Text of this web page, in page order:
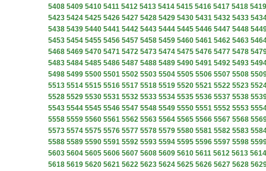
5408 5409 5410 5411 5412 5413 5414 5415 5416 5417 5418 5419
5423 5424 5425 5426 5427 5428 5429 5430 5431 5432 5433
5438 5439 5440 5441 5442 5443 5444 5445 5446 5447 5448
5453 5454 5455 5456 5457 5458 5459 5460 5461 5462 5463
5468 5469 5470 5471 5472 5473 5474 5475 5476 5477 5478
5483 5484 5485 5486 5487 5488 5489 5490 5491 5492 5493
5498 5499 5500 5501 5502 5503 5504 5505 5506 5507 5508
5513 5514 5515 5516 5517 5518 5519 5520 5521 5522 5523
5528 5529 5530 5531 5532 5533 5534 5535 5536 5537 5538
5543 5544 5545 5546 5547 5548 5549 5550 5551 5552 5553
5558 5559 5560 5561 5562 5563 5564 5565 5566 5567 5568
5573 5574 5575 5576 5577 5578 5579 5580 5581 5582 5583
5588 5589 5590 5591 5592 5593 5594 5595 5596 5597 5598
5603 5604 5605 5606 5607 5608 5609 5610 5611 5612 5613 5614
5618 5619 5620 5621 5622 5623 5624 5625 5626 5627 5628